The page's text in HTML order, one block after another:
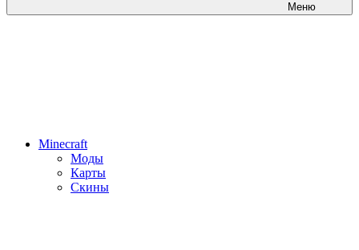
Меню
Minecraft
Моды
Карты
Скины